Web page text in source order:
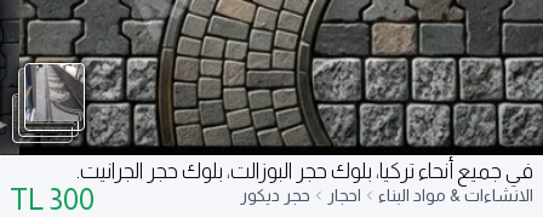
في جميع أنحاء تركيا، بلوك حجر البوزالت، بلوك حجر الجرانيت.
الانشاءات & مواد البناء احجار حجر ديكور 300
TL